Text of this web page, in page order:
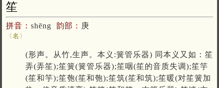
笙
拼音： shēng 韵部： 庚
〈名〉
(形声。从竹,生声。本义:簧管乐器) 同本义又如：笙
弄(弄笙);笙簧(簧管乐器);笙咽(笙的音质失调);笙竽
(笙和竽);笙匏(笙和匏);笙筑(笙和筑);笙暖(对笙簧加